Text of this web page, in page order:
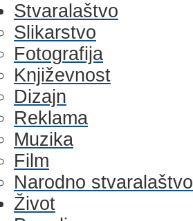
Stvaralaštvo
Slikarstvo
Fotografija
Književnost
Dizajn
Reklama
Muzika
Film
Narodno stvaralaštvo
Život